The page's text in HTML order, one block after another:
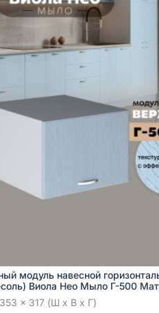
модуль навесной
Виола Нео Мыло Г-500
x 317 (Ш x В x Г)